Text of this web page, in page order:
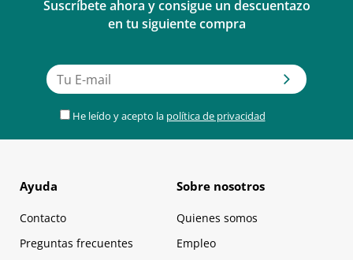
Suscríbete ahora y consigue un descuentazo
en tu siguiente compra
He leído y acepto la política de privacidad
Ayuda
Contacto
Preguntas frecuentes
Sobre nosotros
Quienes somos
Empleo